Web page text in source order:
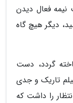
نیمه فعال دیدن
دیگر هیچ گاه
گردد، دست
تاریک و جدی
را داشت که